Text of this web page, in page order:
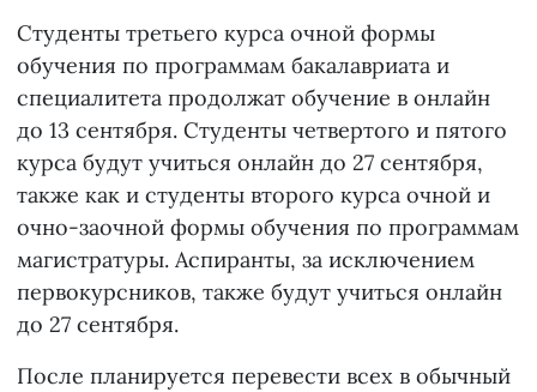
Студенты третьего курса очной формы
обучения по программам бакалавриата и
специалитета продолжат обучение в онлайн
до 13 сентября. Студенты четвертого и пятого
курса будут учиться онлайн до 27 сентября,
также как и студенты второго курса очной и
очно-заочной формы обучения по программам
магистратуры. Аспиранты, за исключением
первокурсников, также будут учиться онлайн
до 27 сентября.
После планируется перевести всех в обычный